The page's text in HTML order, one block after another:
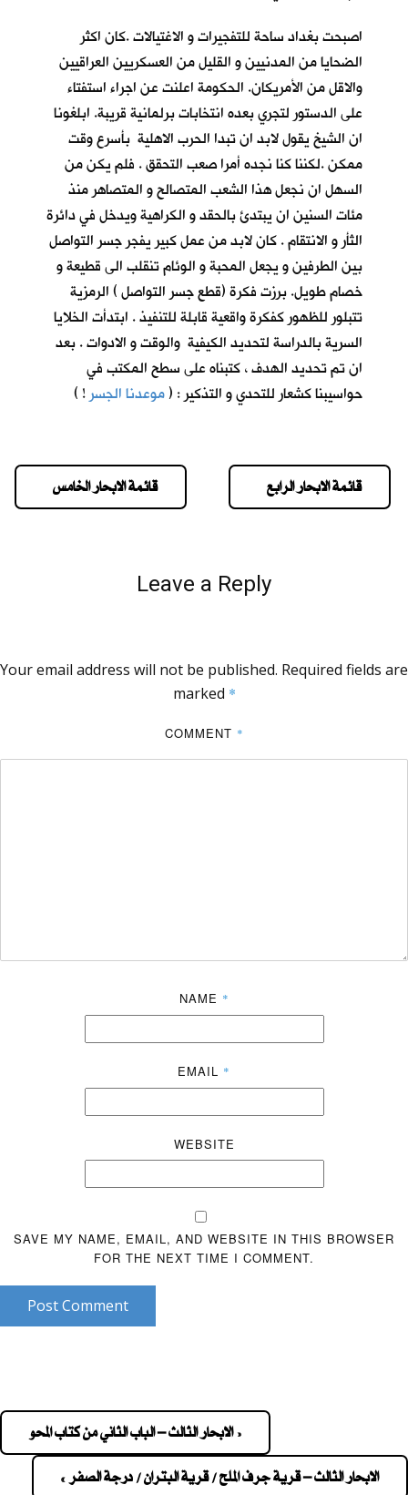
اصبحت بغداد ساحة للتفجيرات و الاغتيالات .كان اكثر
الضحايا من المدنيين و القليل من العسكريين العراقيين
والاقل من الأمريكان. الحكومة اعلنت عن اجراء استفتاء
على الدستور لتجري بعده انتخابات برلمانية قريبة. ابلغونا
ان الشيخ يقول لابد ان تبدا الحرب الاهلية بأسرع وقت
ممكن .لكننا كنا نجده أمرا صعب التحقق . فلم يكن من
السهل ان نجعل هذا الشعب المتصالح و المتصاهر منذ
مئات السنين ان يبتدئ بالحقد و الكراهية ويدخل في دائرة
الثأر و الانتقام . كان لابد من عمل كبير يفجر جسر التواصل
بين الطرفين و يجعل المحبة و الوئام تنقلب الى قطيعة و
خصام طويل. برزت فكرة (قطع جسر التواصل ) الرمزية
تتبلور للظهور كفكرة واقعية قابلة للتنفيذ . ابتدأت الخلايا
السرية بالدراسة لتحديد الكيفية والوقت و الادوات . بعد
ان تم تحديد الهدف ، كتبناه على سطح المكتب في
حواسيبنا كشعار للتحدي و التذكير : (موعدنا الجسر!
)
قائمة الابحار الخامس قائمة الابحار الرابع
Leave a Reply
Your email address will not be published. Required fields are
marked *
COMMENT *
NAME *
EMAIL *
WEBSITE
SAVE MY NAME, EMAIL, AND WEBSITE IN THIS BROWSER
FOR THE NEXT TIME I COMMENT.
Post Comment
navigation
« الابحار الثالث – الباب الثاني من كتاب المحو
الابحار الثالث – قرية جرف الملح / قرية البتران / درجة الصفر »